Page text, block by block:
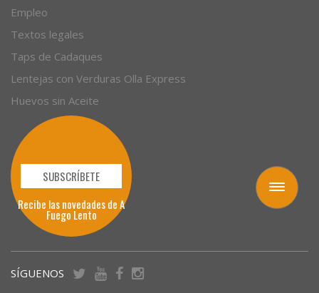
Toggle
navigation
Empleo
Textos legales
Taps de Cadaques
Lentejas con Verduras Olla Express
Huevos sin Aceite
SUBSCRÍBETE
Recibe las novedades de A
Fuego Lento
SÍGUENOS